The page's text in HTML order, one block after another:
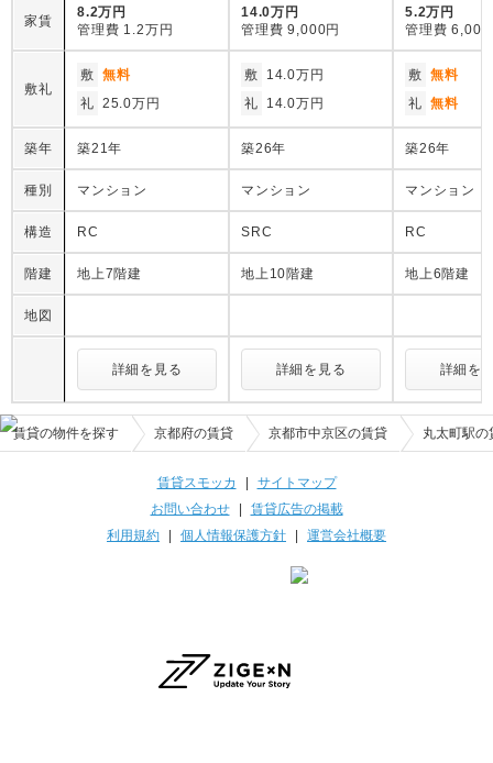
家賃
8.2万円
管理費 1.2万円
14.0万円
管理費 9,000円
5.2万円
管理費 6,000
敷礼
敷 無料
礼 25.0万円
敷
14.0万円
礼
14.0万円
敷 無料
礼 無料
築年 築21年 築26年 築26年
種別 マンション マンション マンション
構造 RC SRC RC
階建 地上7階建 地上10階建 地上6階建
地図
詳細を見る 詳細を見る 詳細を
賃貸の物件を探す 京都府の賃貸 京都市中京区の賃貸 丸太町駅の
賃貸スモッカ | サイトマップ
お問い合わせ| 賃貸広告の掲載
利用規約 | 個人情報保護方針 | 運営会社概要